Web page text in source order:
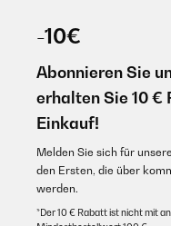
-10€
Abonnieren Sie
erhalten Sie 10 €
Einkauf!
Melden Sie sich für
den Ersten, die über
werden.
*Der 10 € Rabatt ist nicht mit